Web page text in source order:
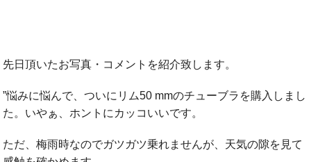
先日頂いたお写真・コメントを紹介致します。
”悩みに悩んで、ついにリム50 mmのチューブラを購入しまし
た。いやぁ、ホントにカッコいいです。
ただ、梅雨時なのでガツガツ乗れませんが、天気の隙を見て